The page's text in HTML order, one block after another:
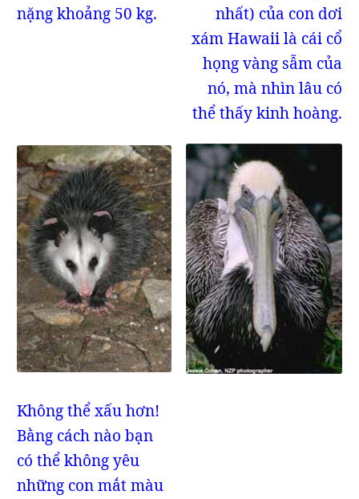
nặng khoảng 50 kg.
nhất) của con dơi
xám Hawaii là cái cổ
họng vàng sẫm của
nó, mà nhìn lâu có
thể thấy kinh hoàng.
Không thể xấu hơn!
Bằng cách nào bạn
có thể không yêu
những con mắt màu